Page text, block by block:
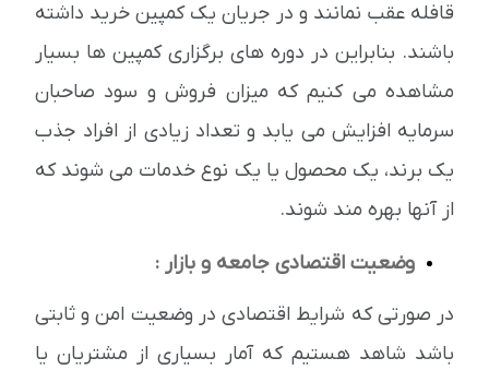
قافله عقب نمانند و در جریان یک کمپین خرید داشته
باشند. بنابراین در دوره های برگزاری کمپین ها بسیار
مشاهده می کنیم که میزان فروش و سود صاحبان
سرمایه افزایش می یابد و تعداد زیادی از افراد جذب
یک برند، یک محصول یا یک نوع خدمات می شوند که
از آنها بهره مند شوند.
وضعیت اقتصادی جامعه و بازار :
در صورتی که شرایط اقتصادی در وضعیت امن و ثابتی
باشد شاهد هستیم که آمار بسیاری از مشتریان یا